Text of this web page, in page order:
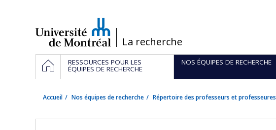
/La recherche
Navigation
principale
ACCUEILRESSOURCES POUR LES
ÉQUIPES DE RECHERCHE
NOS ÉQUIPES DE RECHERCHE
Accueil Nos équipes de recherche Répertoire des professeurs et professeures